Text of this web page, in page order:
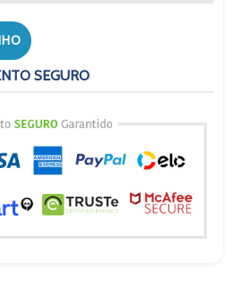
SEGURO